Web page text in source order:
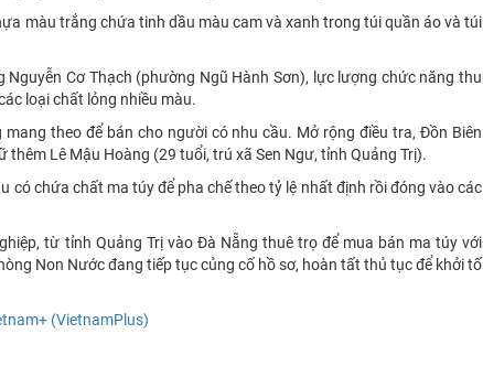
màu trắng chứa tinh dầu màu cam và xanh trong túi quần áo và túi
Cơ Thạch (phường Ngũ Hành Sơn), lực lượng chức năng thu
loại chất lỏng nhiều màu.
theo để bán cho người có nhu cầu. Mở rộng điều tra, Đồn Biên
Lê Mậu Hoàng (29 tuổi, trú xã Sen Ngư, tỉnh Quảng Trị).
chứa chất ma túy để pha chế theo tỷ lệ nhất định rồi đóng vào các
từ tỉnh Quảng Trị vào Đà Nẵng thuê trọ để mua bán ma túy với
Non Nước đang tiếp tục củng cố hồ sơ, hoàn tất thủ tục để khởi tố
(VietnamPlus)